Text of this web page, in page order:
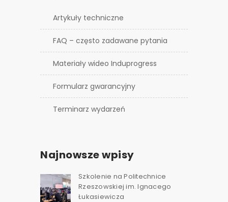
Artykuły techniczne
FAQ – często zadawane pytania
Materiały wideo Induprogress
Formularz gwarancyjny
Terminarz wydarzeń
Najnowsze wpisy
Szkolenie na Politechnice
Rzeszowskiej im. Ignacego
Łukasiewicza